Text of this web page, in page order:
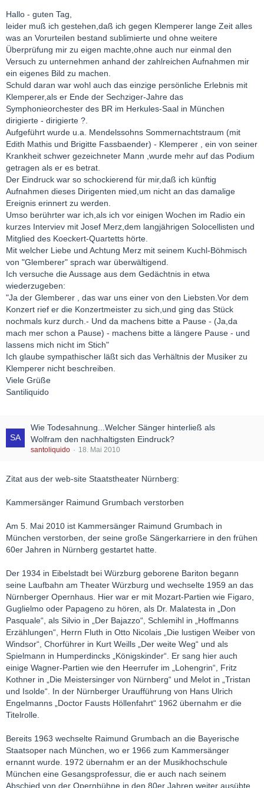
Hallo - guten Tag,
leider muß ich gestehen,daß ich gegen Klemperer lange Zeit alles
was an Vorurteilen bestand sublimierte und ohne weitere
Überprüfung mir zu eigen machte,ohne auch nur einmal den
Versuch zu unternehmen anhand der zahlreichen Aufnahmen mir
ein eigenes Bild zu machen.
Schuld daran war wohl auch das einzige persönliche Erlebnis mit
Klemperer,als er Ende der Sechziger-Jahre das
Symphonieorchester des BR im Herkules-Saal in München
dirigierte - dirigierte ?.
Aufgeführt wurde u.a. Mendelssohns Sommernachtstraum (mit
Edith Mathis und Brigitte Fassbaender) - Klemperer , ein von seiner
Krankheit schwer gezeichneter Mann ,wurde mehr auf das Podium
getragen als er es betrat.
Der Eindruck war so schockierend für mir,daß ich künftig
Aufnahmen dieses Dirigenten mied,um nicht an das damalige
Ereignis erinnert zu werden.
Umso berührter war ich,als ich vor einigen Wochen im Radio ein
kurzes Interviev mit Josef Merz,dem langjährigen Solocellisten und
Mitglied des Koeckert-Quartetts hörte.
Mit welcher Liebe und Achtung Merz mit seinem Kuchl-Böhmisch
von "Glemberer" sprach war überwältigend.
Ich versuche die Aussage aus dem Gedächtnis in etwa
wiederzugeben:
"Ja der Glemberer , das war uns einer von den Liebsten.Vor dem
Konzert rief er die Konzertmeister zu sich,und ging das Stück
nochmals kurz durch.- Und da machens bitte a Pause - (Ja,da
mach mer schon a Pause) - machens bitte a längere Pause - und
lassens mich nicht im Stich"
Ich glaube sympathischer läßt sich das Verhältnis der Musiker zu
Klemperer nicht beschreiben.
Viele Grüße
Santiliquido
Wie Todesahnung...Welcher Sänger hinterließ als
Wolfram den nachhaltigsten Eindruck?
santoliquido 18. Mai 2010
Zitat aus der web-site Staatstheater Nürnberg:
Kammersänger Raimund Grumbach verstorben
Am 5. Mai 2010 ist Kammersänger Raimund Grumbach in
München verstorben, der seine große Sängerkarriere in den frühen
60er Jahren in Nürnberg gestartet hatte.
Der 1934 in Eibelstadt bei Würzburg geborene Bariton begann
seine Laufbahn am Theater Würzburg und wechselte 1959 an das
Nürnberger Opernhaus. Hier war er mit Mozart-Partien wie Figaro,
Guglielmo oder Papageno zu hören, als Dr. Malatesta in „Don
Pasquale“, als Silvio in „Der Bajazzo“, Schlemihl in „Hoffmanns
Erzählungen“, Herrn Fluth in Otto Nicolais „Die lustigen Weiber von
Windsor“, Chorführer in Kurt Weills „Der weite Weg“ und als
Spielmann in Humperdincks „Königskinder“. Er sang hier auch
einige Wagner-Partien wie den Heerrufer im „Lohengrin“, Fritz
Kothner in „Die Meistersinger von Nürnberg“ und Melot in „Tristan
und Isolde“. In der Nürnberger Uraufführung von Hans Ulrich
Engelmanns „Doctor Fausts Höllenfahrt“ 1962 übernahm er die
Titelrolle.
Bereits 1963 wechselte Raimund Grumbach an die Bayerische
Staatsoper nach München, wo er 1966 zum Kammersänger
ernannt wurde. 1972 übernahm er an der Musikhochschule
München eine Gesangsprofessur, die er auch nach seinem
Abschied von der Opernbühne in den 80er Jahren weiter ausübte.